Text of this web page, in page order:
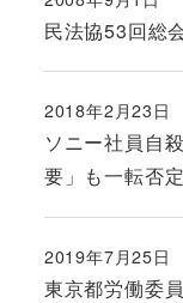
民法協53回総
投稿日
ソニー社員自
要」も一転否
投稿日
2018年2月23日
東京都労働委
投稿日
2019年7月25日